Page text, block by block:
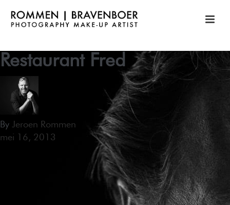
Restaurant Fred
By Jeroen Rommen
mei 16, 2013